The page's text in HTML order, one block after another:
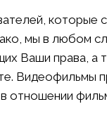
которые
мы в любом
Ваши права, а
Видеофильмы
отношении